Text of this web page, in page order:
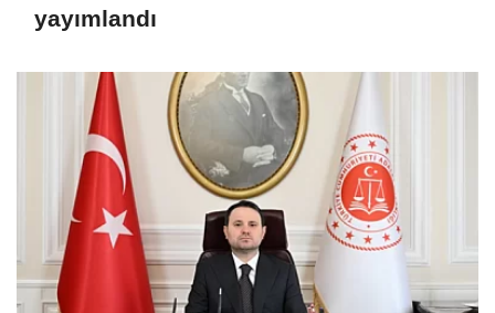
yayımlandı